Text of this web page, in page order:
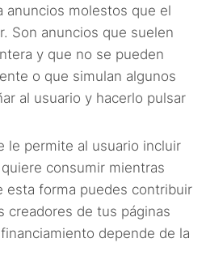
anuncios molestos que el
Son anuncios que suelen
y que no se pueden
o que simulan algunos
al usuario y hacerlo pulsar
le permite al usuario incluir
consumir mientras
esta forma puedes contribuir
creadores de tus páginas
depende de la